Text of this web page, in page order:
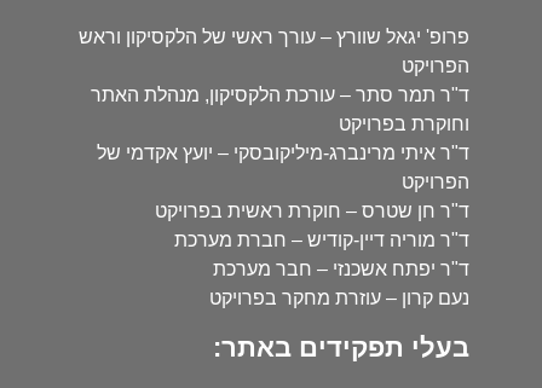
פרופ' יגאל שוורץ – עורך ראשי של הלקסיקון וראש
הפרויקט
ד"ר תמר סתר – עורכת הלקסיקון, מנהלת האתר
וחוקרת בפרויקט
ד"ר איתי מרינברג-מיליקובסקי – יועץ אקדמי של
הפרויקט
ד"ר חן שטרס – חוקרת ראשית בפרויקט
ד"ר מוריה דיין-קודיש – חברת מערכת
ד"ר יפתח אשכנזי – חבר מערכת
נעם קרון – עוזרת מחקר בפרויקט
בעלי תפקידים באתר: